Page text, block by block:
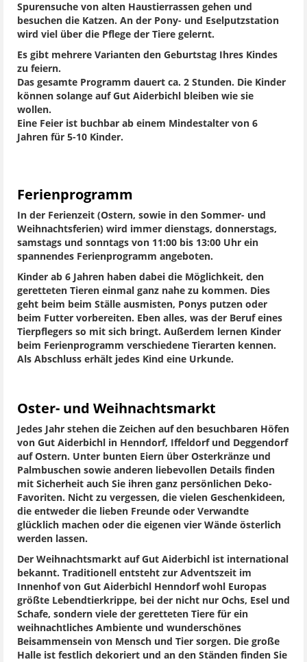
Spurensuche von alten Haustierrassen gehen und
besuchen die Katzen. An der Pony- und Eselputzstation
wird viel über die Pflege der Tiere gelernt.
Es gibt mehrere Varianten den Geburtstag Ihres Kindes
zu feiern.
Das gesamte Programm dauert ca. 2 Stunden. Die Kinder
können solange auf Gut Aiderbichl bleiben wie sie
wollen.
Eine Feier ist buchbar ab einem Mindestalter von 6
Jahren für 5-10 Kinder.
Ferienprogramm
In der Ferienzeit (Ostern, sowie in den Sommer- und
Weihnachtsferien) wird immer dienstags, donnerstags,
samstags und sonntags von 11:00 bis 13:00 Uhr ein
spannendes Ferienprogramm angeboten.
Kinder ab 6 Jahren haben dabei die Möglichkeit, den
geretteten Tieren einmal ganz nahe zu kommen. Dies
geht beim beim Ställe ausmisten, Ponys putzen oder
beim Futter vorbereiten. Eben alles, was der Beruf eines
Tierpflegers so mit sich bringt. Außerdem lernen Kinder
beim Ferienprogramm verschiedene Tierarten kennen.
Als Abschluss erhält jedes Kind eine Urkunde.
Oster- und Weihnachtsmarkt
Jedes Jahr stehen die Zeichen auf den besuchbaren Höfen
von Gut Aiderbichl in Henndorf, Iffeldorf und Deggendorf
auf Ostern. Unter bunten Eiern über Osterkränze und
Palmbuschen sowie anderen liebevollen Details finden
mit Sicherheit auch Sie ihren ganz persönlichen Deko-
Favoriten. Nicht zu vergessen, die vielen Geschenkideen,
die entweder die lieben Freunde oder Verwandte
glücklich machen oder die eigenen vier Wände österlich
werden lassen.
Der Weihnachtsmarkt auf Gut Aiderbichl ist international
bekannt. Traditionell entsteht zur Adventszeit im
Innenhof von Gut Aiderbichl Henndorf wohl Europas
größte Lebendtierkrippe, bei der nicht nur Ochs, Esel und
Schafe, sondern viele der geretteten Tiere für ein
weihnachtliches Ambiente und wunderschönes
Beisammensein von Mensch und Tier sorgen. Die große
Halle ist festlich dekoriert und an den Ständen finden Sie